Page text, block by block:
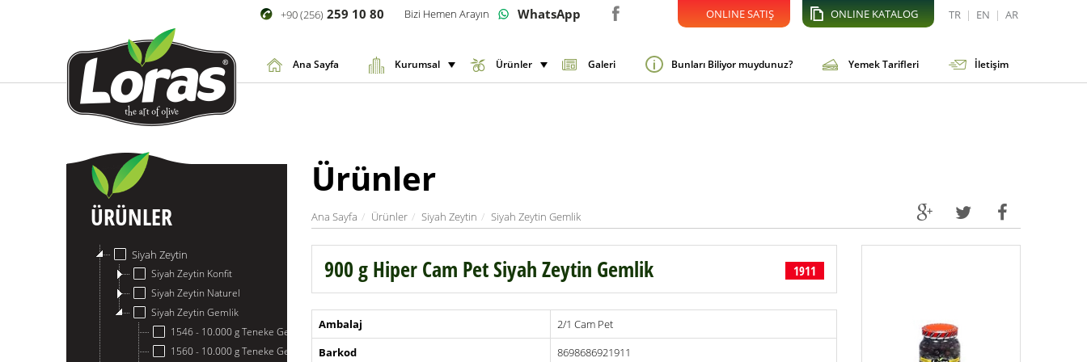
TR | EN | AR
ONLINE KATALOG
ONLINE SATIŞ
+90 (256) 259 10 80 Bizi Hemen Arayın WhatsApp
Ana Sayfa Kurumsal Ürünler Galeri Bunları Biliyor muydunuz? Yemek Tarifleri İletişim
ÜRÜNLER
Siyah Zeytin
Siyah Zeytin Konfit
Siyah Zeytin Naturel
Siyah Zeytin Gemlik
1546 - 10.000 g Teneke Gemlik Siyah Zeytin 411 - 460
1560 - 10.000 g Teneke Gemlik Siyah Zeytin 351 - 380
Ürünler
Ana Sayfa Ürünler Siyah Zeytin Siyah Zeytin Gemlik
900 g Hiper Cam Pet Siyah Zeytin Gemlik 1911
Ambalaj
2/1 Cam Pet
Barkod
8698686921911